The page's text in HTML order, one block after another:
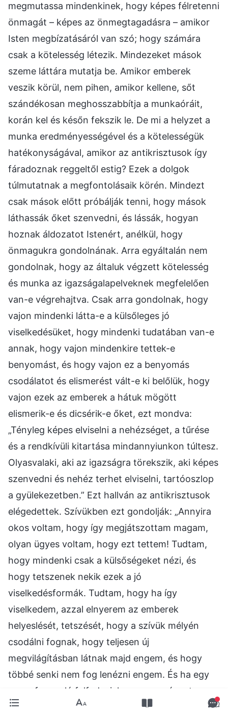
megmutassa mindenkinek, hogy képes félretenni
önmagát – képes az önmegtagadásra – amikor
Isten megbízatásáról van szó; hogy számára
csak a kötelesség létezik. Mindezeket mások
szeme láttára mutatja be. Amikor emberek
veszik körül, nem pihen, amikor kellene, sőt
szándékosan meghosszabbítja a munkaóráit,
korán kel és későn fekszik le. De mi a helyzet a
munka eredményességével és a kötelességük
hatékonyságával, amikor az antikrisztusok így
fáradoznak reggeltől estig? Ezek a dolgok
túlmutatnak a megfontolásaik körén. Mindezt
csak mások előtt próbálják tenni, hogy mások
láthassák őket szenvedni, és lássák, hogyan
hoznak áldozatot Istenért, anélkül, hogy
önmagukra gondolnának. Arra egyáltalán nem
gondolnak, hogy az általuk végzett kötelesség
és munka az igazságalapelveknek megfelelően
van-e végrehajtva. Csak arra gondolnak, hogy
vajon mindenki látta-e a külsőleges jó
viselkedésüket, hogy mindenki tudatában van-e
annak, hogy vajon mindenkire tettek-e
benyomást, és hogy vajon ez a benyomás
csodálatot és elismerést vált-e ki belőlük, hogy
vajon ezek az emberek a hátuk mögött
elismerik-e és dicsérik-e őket, ezt mondva:
„Tényleg képes elviselni a nehézséget, a tűrése
és a rendkívüli kitartása mindannyiunkon túltesz.
Olyasvalaki, aki az igazságra törekszik, aki képes
szenvedni és nehéz terhet elviselni, tartóoszlop
a gyülekezetben.” Ezt hallván az antikrisztusok
elégedettek. Szívükben ezt gondolják: „Annyira
okos voltam, hogy így megjátszottam magam,
olyan ügyes voltam, hogy ezt tettem! Tudtam,
hogy mindenki csak a külsőségeket nézi, és
hogy tetszenek nekik ezek a jó
viselkedésformák. Tudtam, hogy ha így
viselkedem, azzal elnyerem az emberek
helyeslését, tetszését, hogy a szívük mélyén
csodálni fognak, hogy teljesen új
megvilágításban látnak majd engem, és hogy
többé senki nem fog lenézni engem. És ha egy
nap a fennvaló felfedezi, hogy nem végeztem
valódi munkát és elbocsát engem, akkor